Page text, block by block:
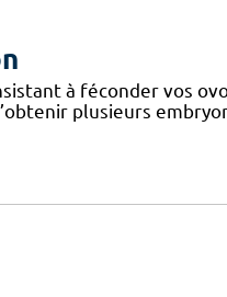
à féconder vos
plusieurs